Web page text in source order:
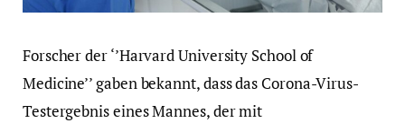
Forscher der ‘’Harvard University School of
Medicine’’ gaben bekannt, dass das Corona-Virus-
Testergebnis eines Mannes, der mit